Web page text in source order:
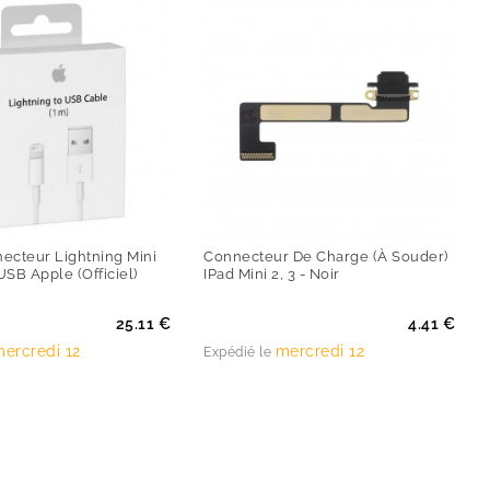
Lightning Mini
Apple (Officiel)
25.11 €
12
Connecteur De Charge (à Souder)
IPad Mini 2, 3 - Noir
4.41 €
Expédié le mercredi 12